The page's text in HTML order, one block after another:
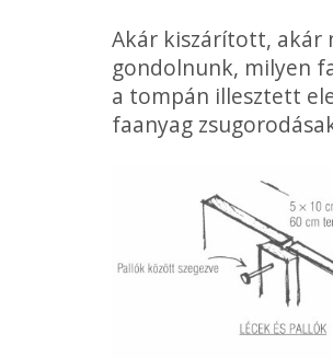
Akár kiszárított, akár
gondolnunk, milyen
a tompán illesztett
faanyag